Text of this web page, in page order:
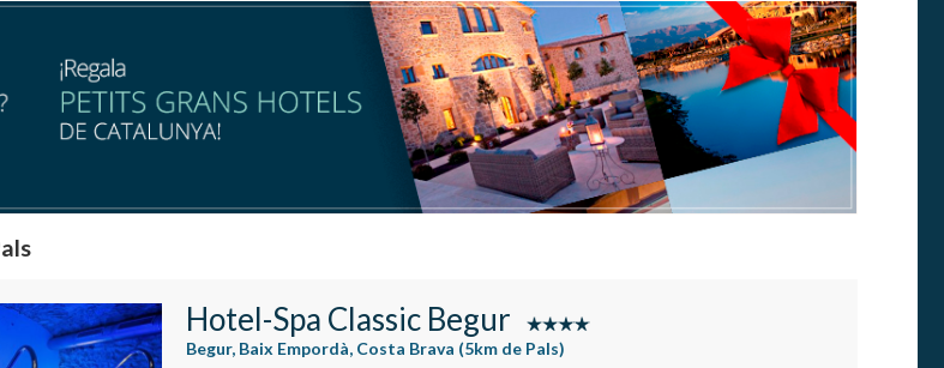
Hotel-Spa Classic Begur
Begur, Baix Empordà, Costa Brava (5km de Pals)